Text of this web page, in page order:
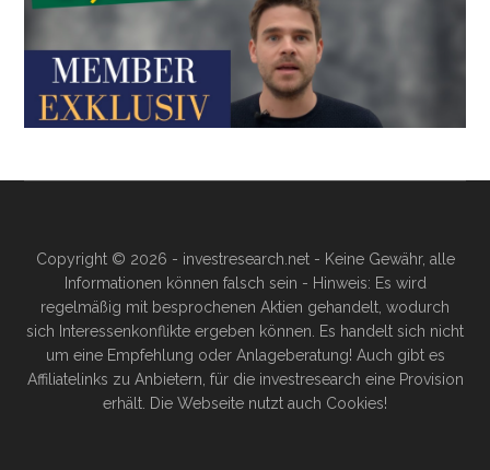
Copyright © 2026 - investresearch.net - Keine Gewähr, alle
Informationen können falsch sein - Hinweis: Es wird
regelmäßig mit besprochenen Aktien gehandelt, wodurch
sich Interessenkonflikte ergeben können. Es handelt sich nicht
um eine Empfehlung oder Anlageberatung! Auch gibt es
Affiliatelinks zu Anbietern, für die investresearch eine Provision
erhält. Die Webseite nutzt auch Cookies!